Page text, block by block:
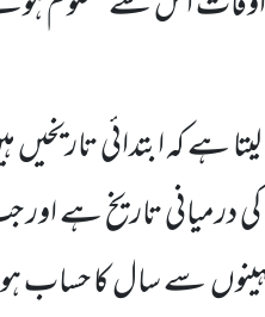
ہے کہ ابتدائی تاریخیں
کی درمیانی تاریخ ہے
سے سال کا حساب